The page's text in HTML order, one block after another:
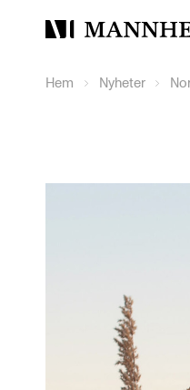
Mannheimer
Hem Nyheter